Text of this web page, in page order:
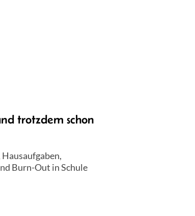
trotzdem schon
Burn-Out in Schule